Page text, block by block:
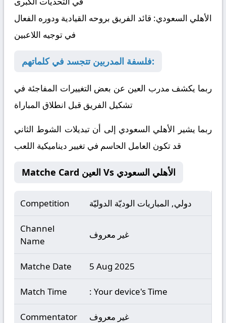
الأهلي السعودي: قائد الفريق بروحه القيادية ودوره الفعال
في توجيه اللاعبين
فلسفة المدربين تتجسد في كلماتهم:
ربما يكشف مدرب العين عن بعض التغييرات المفاجئة في
تشكيل الفريق قبل انطلاق المباراة
ربما يشير الأهلي السعودي إلى أن تبديلات الشوط الثاني
قد تكون العامل الحاسم في تغيير ديناميكية اللعب
Matche Card العين Vs الأهلي السعودي
Competition دولي, المباريات الوديّة الدوليّة
Channel
Name
غير معروف
Matche Date 5 Aug 2025
Match Time : Your device's Time
Commentator غير معروف